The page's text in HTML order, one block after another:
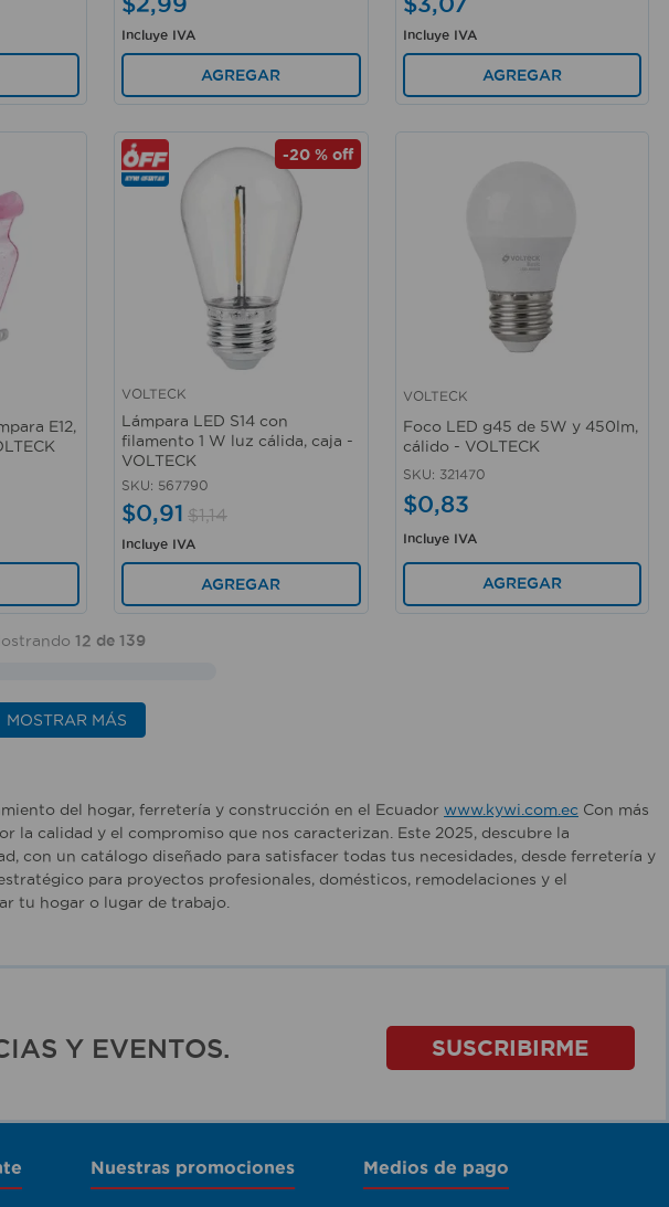
Incluye IVA
AGREGAR
Incluye IVA
AGREGAR
E12,
-20 %off
VOLTECK
Lámpara LED S14 con
filamento 1 W luz cálida, caja -
VOLTECK
SKU: 567790
$0,91 $1,14
Incluye IVA
AGREGAR
VOLTECK
Foco LED g45 de 5W y 450lm,
cálido - VOLTECK
SKU: 321470
$0,83
Incluye IVA
AGREGAR
12 de 139
MOSTRAR MÁS
del hogar, ferretería y construcción en el Ecuador www.kywi.com.ec Con más
la calidad y el compromiso que nos caracterizan. Este 2025, descubre la
con un catálogo diseñado para satisfacer todas tus necesidades, desde ferretería y
para proyectos profesionales, domésticos, remodelaciones y el
tu hogar o lugar de trabajo.
Y EVENTOS. SUSCRIBIRME
Nuestras promociones Medios de pago